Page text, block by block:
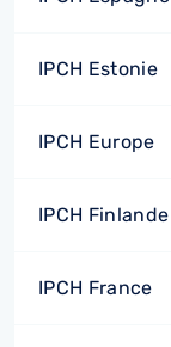
IPCH Estonie
IPCH Europe
IPCH Finlande
IPCH France